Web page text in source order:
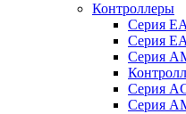
Контроллеры
Серия
Серия
Серия
Серия
Серия